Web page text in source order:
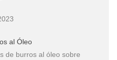
al Óleo
de burros al óleo sobre